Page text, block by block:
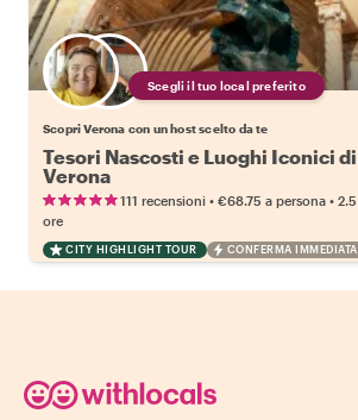
Scegli il tuo local preferito
Scopri Verona con un host scelto da te
Tesori Nascosti e Luoghi Iconici di
Verona
111 recensioni • €68.75 a persona • 2.5
ore
CITY HIGHLIGHT TOUR CONFERMA IMMEDIATA